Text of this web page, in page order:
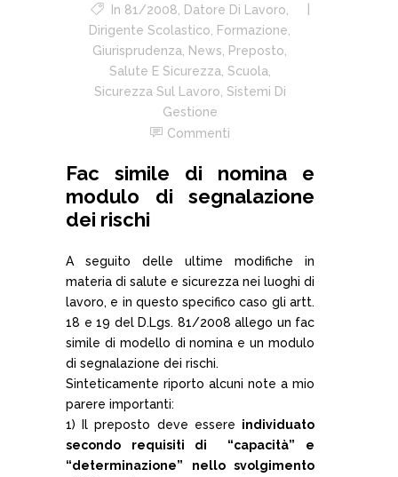
In 81/2008 Datore Di Lavoro
Dirigente Scolastico
Formazione
Giurisprudenza
News Preposto
Salute E Sicurezza Scuola
Sicurezza Sul Lavoro Sistemi Di
Gestione
Commenti
Fac simile di nomina e
modulo di segnalazione
dei rischi
A seguito delle ultime modifiche in
materia di salute e sicurezza nei luoghi di
lavoro, e in questo specifico caso gli artt.
18 e 19 del D.Lgs. 81/2008 allego un fac
simile di modello di nomina e un modulo
di segnalazione dei rischi.
Sinteticamente riporto alcuni note a mio
parere importanti:
1) Il preposto deve essere individuato
secondo requisiti di “capacità” e
“determinazione” nello svolgimento